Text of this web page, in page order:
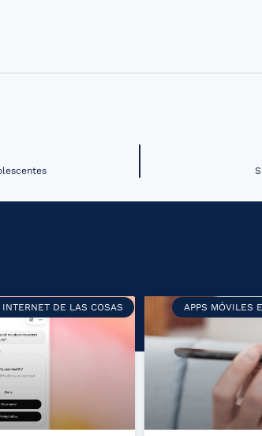
DE LAS COSAS APPS MÓVILES